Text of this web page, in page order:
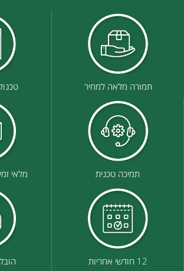
תמורה מלאה למחיר
תמיכה טכנית מלאי
12 חודשי אחריות